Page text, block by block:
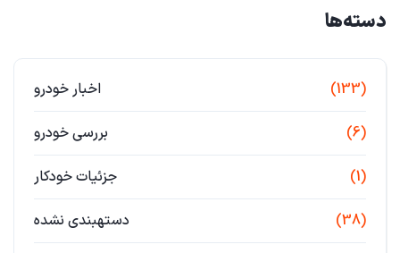
دسته‌ها
اخبار خودرو (133)
بررسی خودرو (6)
جزئیات خودکار (1)
دستهبندی نشده (38)